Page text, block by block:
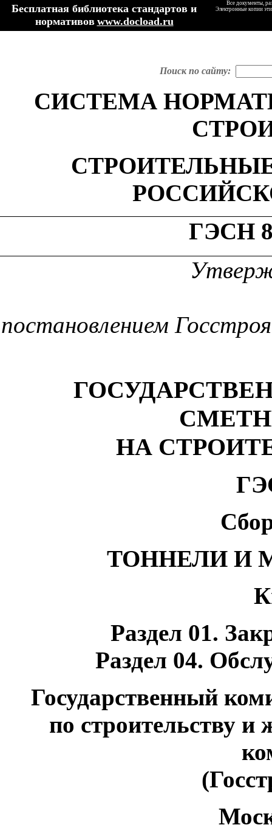
Бесплатная библиотека стандартов и
нормативов www.docload.ru
Все документы,
Электронные копии
Поиск по сайту:
СИСТЕМА
ГЭСН
постановлением
НА
ТОННЕЛИ И
Раздел 01.
Раздел 04.
Государственный
по строительству